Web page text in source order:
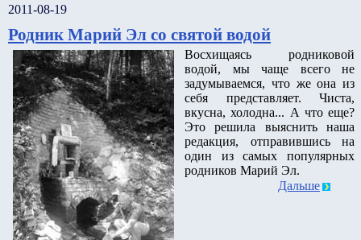
2011-08-19
Родник Марий Эл со святой водой
Восхищаясь родниковой
водой, мы чаще всего не
задумываемся, что же она из
себя представляет. Чиста,
вкусна, холодна... А что еще?
Это решила выяснить наша
редакция, отправившись на
один из самых популярных
родников Марий Эл.
Дальше